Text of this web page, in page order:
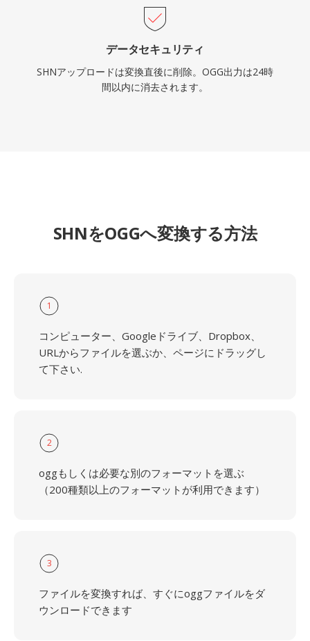
データセキュリティ
SHNアップロードは変換直後に削除。OGG出力は24時
間以内に消去されます。
SHNをOGGへ変換する方法
1
コンピューター、Googleドライブ、Dropbox、
URLからファイルを選ぶか、ページにドラッグし
て下さい.
2
oggもしくは必要な別のフォーマットを選ぶ
（200種類以上のフォーマットが利用できます）
3
ファイルを変換すれば、すぐにoggファイルをダ
ウンロードできます